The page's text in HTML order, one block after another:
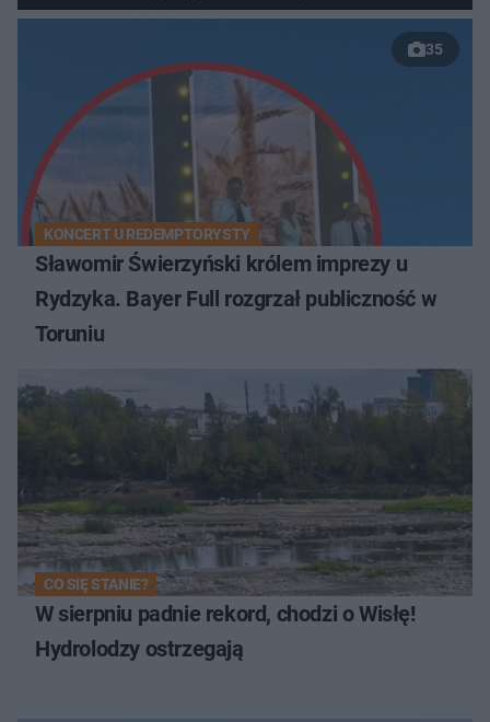
35
KONCERT U REDEMPTORYSTY
Sławomir Świerzyński królem imprezy u
Rydzyka. Bayer Full rozgrzał publiczność w
Toruniu
CO SIĘ STANIE?
W sierpniu padnie rekord, chodzi o Wisłę!
Hydrolodzy ostrzegają